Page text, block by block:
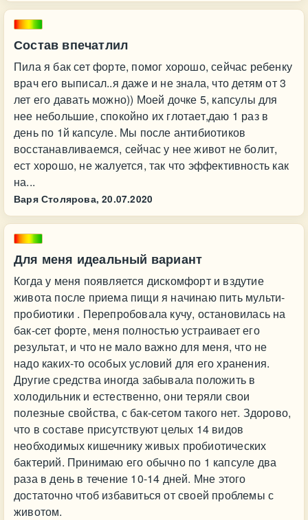
Состав впечатлил
Пила я бак сет форте, помог хорошо, сейчас ребенку
врач его выписал..я даже и не знала, что детям от 3
лет его давать можно)) Моей дочке 5, капсулы для
нее небольшие, спокойно их глотает,даю 1 раз в
день по 1й капсуле. Мы после антибиотиков
восстанавливаемся, сейчас у нее живот не болит,
ест хорошо, не жалуется, так что эффективность как
на...
Варя Столярова, 20.07.2020
Для меня идеальный вариант
Когда у меня появляется дискомфорт и вздутие
живота после приема пищи я начинаю пить мульти-
пробиотики . Перепробовала кучу, остановилась на
бак-сет форте, меня полностью устраивает его
результат, и что не мало важно для меня, что не
надо каких-то особых условий для его хранения.
Другие средства иногда забывала положить в
холодильник и естественно, они теряли свои
полезные свойства, с бак-сетом такого нет. Здорово,
что в составе присутствуют целых 14 видов
необходимых кишечнику живых пробиотических
бактерий. Принимаю его обычно по 1 капсуле два
раза в день в течение 10-14 дней. Мне этого
достаточно чтоб избавиться от своей проблемы с
животом.